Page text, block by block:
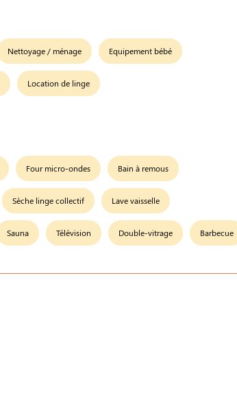
Nettoyage / ménage Equipement bébé
Location de linge
Four micro-ondes Bain à remous
Sèche linge collectif Lave vaisselle
Sauna Télévision Double-vitrage Barbecue